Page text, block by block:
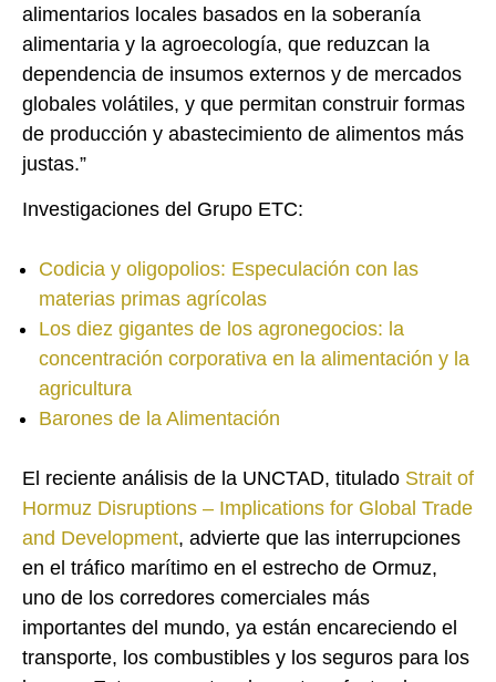
alimentarios locales basados en la soberanía
alimentaria y la agroecología, que reduzcan la
dependencia de insumos externos y de mercados
globales volátiles, y que permitan construir formas
de producción y abastecimiento de alimentos más
justas.”
Investigaciones del Grupo ETC:
Codicia y oligopolios: Especulación con las
materias primas agrícolas
Los diez gigantes de los agronegocios: la
concentración corporativa en la alimentación y la
agricultura
Barones de la Alimentación
El reciente análisis de la UNCTAD, titulado Strait of
Hormuz Disruptions – Implications for Global Trade
and Development, advierte que las interrupciones
en el tráfico marítimo en el estrecho de Ormuz,
uno de los corredores comerciales más
importantes del mundo, ya están encareciendo el
transporte, los combustibles y los seguros para los